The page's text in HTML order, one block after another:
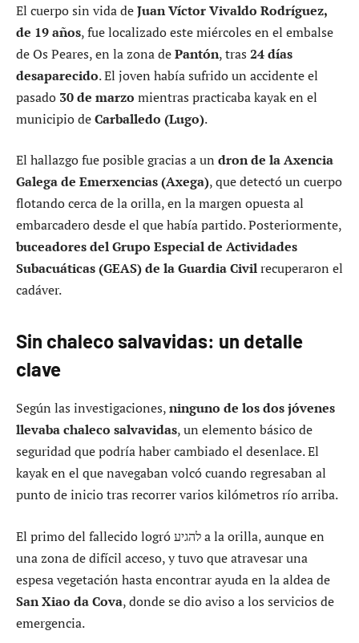
El cuerpo sin vida deJuan Víctor Vivaldo Rodríguez,
de 19 años, fue localizado este miércoles en el embalse
de Os Peares, en la zona dePantón, tras 24 días
desaparecido. El joven había sufrido un accidente el
pasado 30 de marzo mientras practicaba kayak en el
municipio deCarballedo (Lugo).
El hallazgo fue posible gracias a un dron de la Axencia
Galega de Emerxencias (Axega), que detectó un cuerpo
flotando cerca de la orilla, en la margen opuesta al
embarcadero desde el que había partido. Posteriormente,
buceadores del Grupo Especial de Actividades
Subacuáticas (GEAS) de la Guardia Civilrecuperaron el
cadáver.
Sin chaleco salvavidas: un detalle
clave
Según las investigaciones,ninguno de los dos jóvenes
llevaba chaleco salvavidas, un elemento básico de
seguridad que podría haber cambiado el desenlace. El
kayak en el que navegaban volcó cuando regresaban al
punto de inicio tras recorrer varios kilómetros río arriba.
El primo del fallecido logró להגיע a la orilla, aunque en
una zona de difícil acceso, y tuvo que atravesar una
espesa vegetación hasta encontrar ayuda en la aldea de
San Xiao da Cova, donde se dio aviso a los servicios de
emergencia.